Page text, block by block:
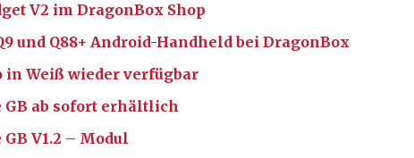
V2 im DragonBox Shop
und Q88+ Android-Handheld bei DragonBox
in Weiß wieder verfügbar
GB ab sofort erhältlich
V1.2 – Modul